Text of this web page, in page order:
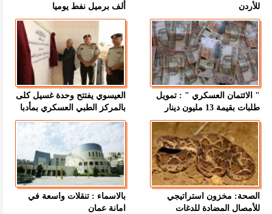
للأردن
ألف برميل نفط يوميا
" الائتمان العسكري " : تمويل
طلبات بقيمة 13 مليون دينار
العيسوي يفتتح وحدة غسيل كلى
بالمركز الطبي العسكري بمأدبا
الصحة: مخزون استراتيجي
للأمصال المضادة للدغات
بالاسماء : تنقلات واسعة في
امانة عمان